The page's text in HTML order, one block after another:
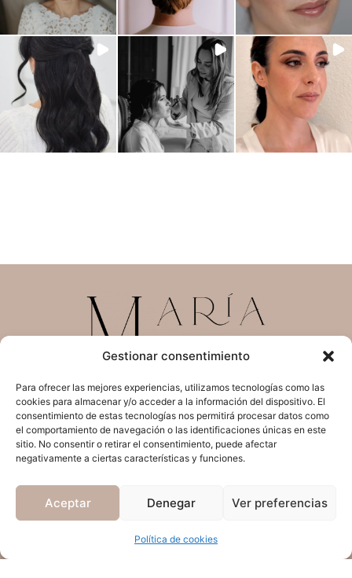
Gestionar consentimiento
Para ofrecer las mejores experiencias, utilizamos tecnologías como las
cookies para almacenar y/o acceder a la información del dispositivo. El
consentimiento de estas tecnologías nos permitirá procesar datos como
el comportamiento de navegación o las identificaciones únicas en este
sitio. No consentir o retirar el consentimiento, puede afectar
negativamente a ciertas características y funciones.
Aceptar Denegar Ver preferencias
Política de cookies
para novias
Tlf.654693794
info@demariamunoz.es
Política de Privacidad
Cookies